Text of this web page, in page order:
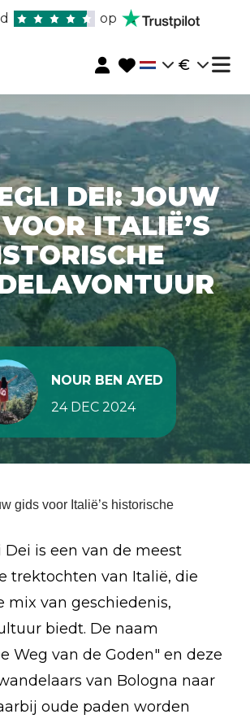
op
€
DEI: JOUW
ITALIË’S
NOUR BEN AYED
24 DEC 2024
gids voor Italië’s historische
Dei is een van de meest
trektochten van Italië, die
mix van geschiedenis,
biedt. De naam
Weg van de Goden" en deze
van Bologna naar
oude paden worden